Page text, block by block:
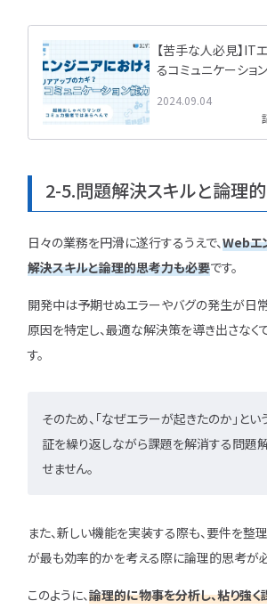
2024.09.04
【苦手な人必見】IT
るコミュニケーショ
2-5.問題解決スキルと論理
日々の業務を円滑に遂行するうえで、Webエ
解決スキルと論理的思考力も必要です。
開発中は予期せぬエラーやバグの発生が日
原因を特定し、最適な解決策を導き出さなく
す。
そのため、「なぜエラーが起きたのか」とい
証を繰り返しながら課題を解消する問題
せません。
また、新しい機能を実装する際も、要件を整
が最も効率的かを考える際に論理的思考が必
このように、論理的に物事を分析し、粘り強く